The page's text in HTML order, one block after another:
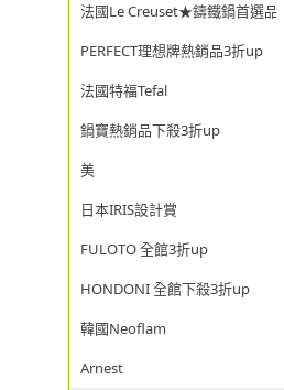
法國Le Creuset★鑄鐵鍋首選品牌
PERFECT理想牌熱銷品3折up
法國特福Tefal
鍋寶熱銷品下殺3折up
美
日本IRIS設計賞
FULOTO 全館3折up
HONDONI 全館下殺3折up
韓國Neoflam
Arnest